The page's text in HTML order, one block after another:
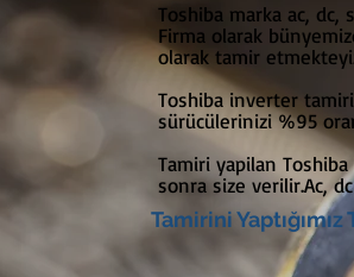
Toshiba marka ac,
Firma olarak
olarak tamir
Toshiba inverter
sürücülerinizi %95
Tamiri yapilan
sonra size verilir.Ac,
Tamirini